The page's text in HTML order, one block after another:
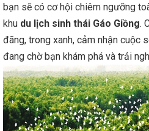
bạn sẽ có cơ hội chiêm ngưỡng
khu du lịch sinh thái Gáo Giồng.
đãng, trong xanh, cảm nhận cuộc
đang chờ bạn khám phá và trải